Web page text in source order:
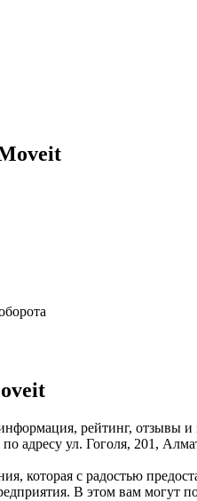
рейтинг, отзывы
адресу ул. Гоголя, 201,
которая с радостью
В этом вам могут